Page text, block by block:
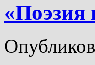
«Поэзия